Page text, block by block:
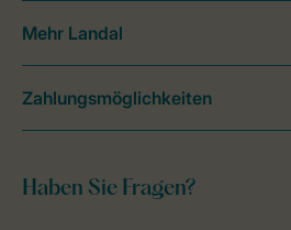
Haben Sie Fragen?
Mehr Landal
Zahlungsmöglichkeiten